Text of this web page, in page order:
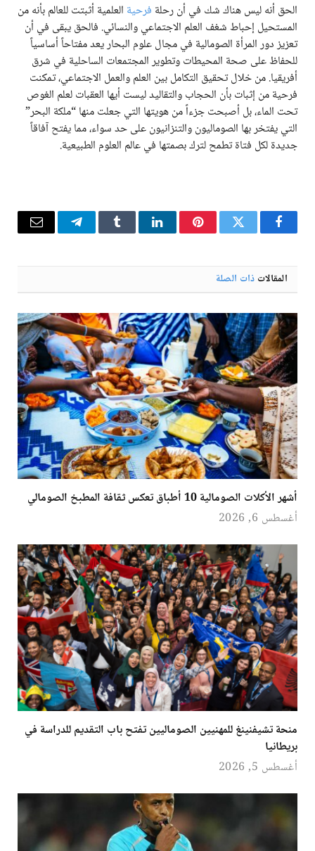
الحق أنه ليس هناك شك في أن رحلة فرحية العلمية أثبتت للعالم بأنه من
المستحيل إحباط شغف العلم الاجتماعي والنسائي. فالحق يبقى في أن
تعزيز دور المرأة الصومالية في مجال علوم البحار يعد مفتاحاً أساسياً
للحفاظ على صحة المحيطات وتطوير المجتمعات الساحلية في شرق
أفريقيا. من خلال تحقيق التكامل بين العلم والعمل الاجتماعي، تمكنت
فرحية من إثبات بأن الحجاب والتقاليد ليست أيها العقبات لعلم الغوص
تحت الماء، بل أصبحت جزءاً من هويتها التي جعلت منها “ملكة البحر”
التي يفتخر بها الصوماليون والتنزانيون على حد سواء، مما يفتح آفاقاً
جديدة لكل فتاة تطمح لترك بصمتها في عالم العلوم الطبيعية.
فيسبوكتويتر بينتيريستلينكدإن Tumblr تيلقرام البريد
المقالات ذات الصلة
أشهر الأكلات الصومالية 10 أطباق تعكس ثقافة المطبخ الصومالي
أغسطس 6, 2026
منحة تشيفنينغ للمهنيين الصوماليين تفتح باب التقديم للدراسة في
بريطانيا
أغسطس 5, 2026